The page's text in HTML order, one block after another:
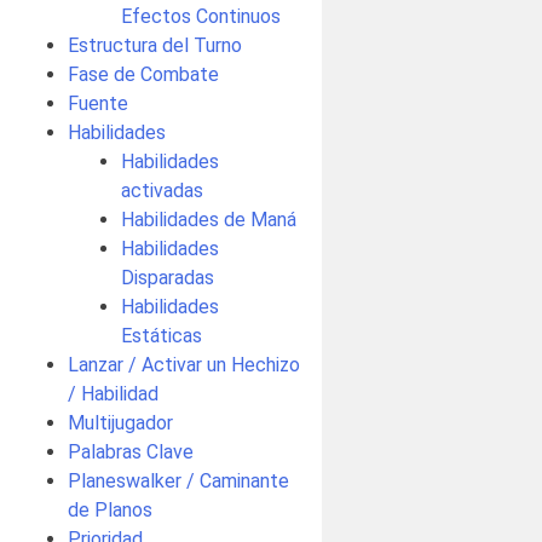
Efectos Continuos
Estructura del Turno
Fase de Combate
Fuente
Habilidades
Habilidades
activadas
Habilidades de Maná
Habilidades
Disparadas
Habilidades
Estáticas
Lanzar / Activar un Hechizo
/ Habilidad
Multijugador
Palabras Clave
Planeswalker / Caminante
de Planos